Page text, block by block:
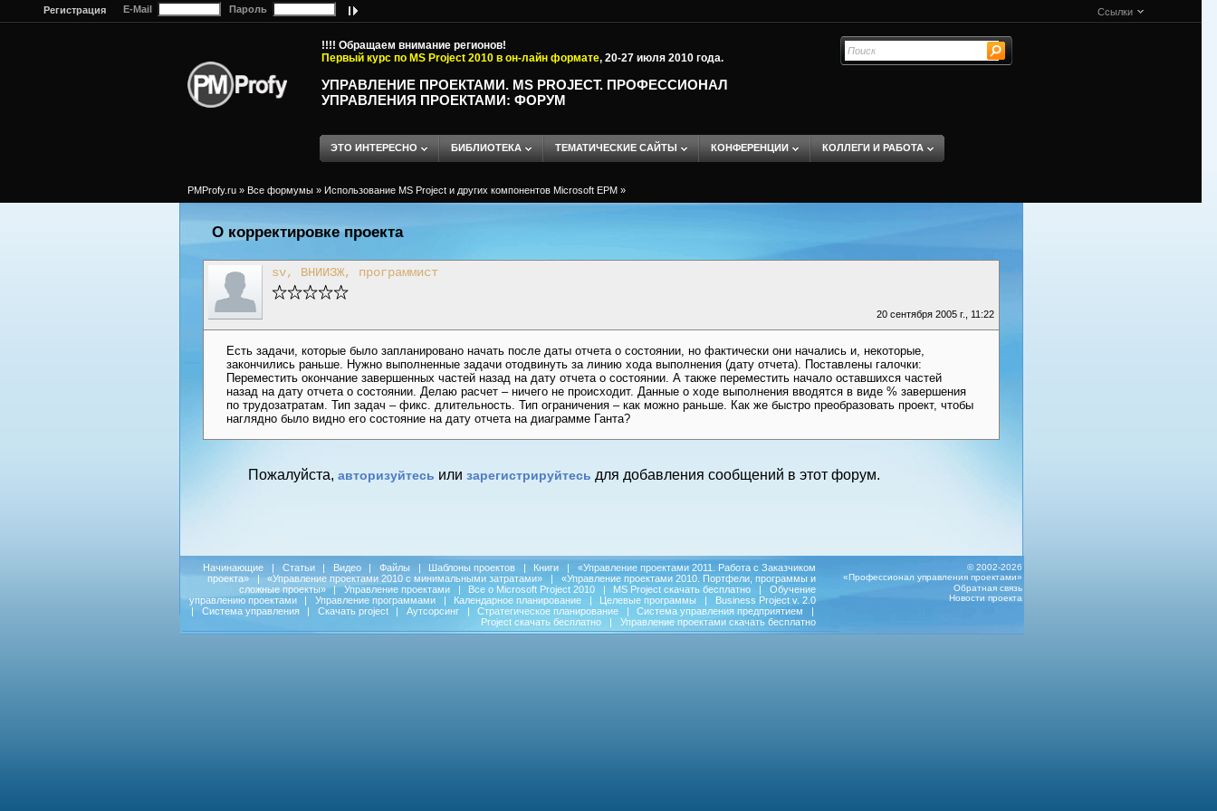
Регистрация E-Mail Пароль Ссылки
!!!! Обращаем внимание регионов!
Первый курс по MS Project 2010 в он-лайн формате, 20-27 июля 2010 года.
УПРАВЛЕНИЕ ПРОЕКТАМИ. MS PROJECT. ПРОФЕССИОНАЛ
УПРАВЛЕНИЯ ПРОЕКТАМИ: ФОРУМ
ЭТО ИНТЕРЕСНО БИБЛИОТЕКА ТЕМАТИЧЕСКИЕ САЙТЫ КОНФЕРЕНЦИИ КОЛЛЕГИ И РАБОТА
PMProfy.ru » Все формумы » Использование MS Project и других компонентов Microsoft EPM »
О корректировке проекта
sv, ВНИИЗЖ, программист
20 сентября 2005 г., 11:22
Есть задачи, которые было запланировано начать после даты отчета о состоянии, но фактически они начались и, некоторые,
закончились раньше. Нужно выполненные задачи отодвинуть за линию хода выполнения (дату отчета). Поставлены галочки:
Переместить окончание завершенных частей назад на дату отчета о состоянии. А также переместить начало оставшихся частей
назад на дату отчета о состоянии. Делаю расчет – ничего не происходит. Данные о ходе выполнения вводятся в виде % завершения
по трудозатратам. Тип задач – фикс. длительность. Тип ограничения – как можно раньше. Как же быстро преобразовать проект, чтобы
наглядно было видно его состояние на дату отчета на диаграмме Ганта?
Пожалуйста, авторизуйтесь или зарегистрируйтесь для добавления сообщений в этот форум.
Начинающие | Статьи | Видео | Файлы | Шаблоны проектов | Книги |
«Управление проектами 2011. Работа с Заказчиком
проекта»
| «Управление проектами 2010 с минимальными затратами» |
«Управление проектами 2010. Портфели, программы и
сложные проекты»
| Управление проектами | Все о Microsoft Project 2010 | MS Project скачать бесплатно |
Обучение
управлению проектами
| Управление программами | Календарное планирование | Целевые программы |
Business Project v. 2.0
|
Система управления | Скачать project | Аутсорсинг | Стратегическое планирование | Система управления предприятием
|
Project скачать бесплатно
| Управление проектами скачать бесплатно
© 2002-2026
«Профессионал управления проектами»
Обратная связь
Новости проекта